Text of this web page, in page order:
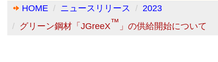
HOME ニュースリリース
2023
グリーン鋼材「JGreeX™ 」の供給開始について